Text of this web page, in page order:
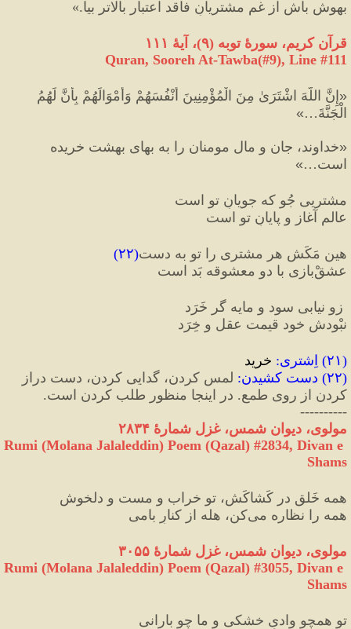
بهوش باش از غم مشتریانِ فاقد اعتبار بالاتر بیا.»
قرآن کریم، سورهٔ توبه (۹)، آیهٔ ۱۱۱
Quran, Sooreh At-Tawba(#9), Line #111
«
الْجَنَّةَ…»
«
است…»
مشتریی جُو که جویانِ تو است
عالمِ آغاز و پایانِ تو است
هین مَکَش هر مشتری را تو به دست(۲۲)
عشقْ‌بازی با دو معشوقه بَد است
زو نیابی سود و مایه گر خَرَد
نبْودش خود قیمت عقل و خِرَد
(۲۱) اِشترى: خريد
(۲۲) دست کشیدن:
کردن از روی طمع. در اینجا منظور طلب کردن است.
----------
مولوی، دیوان شمس، غزل شمارهٔ ۲۸۳۴
Rumi (Molana Jalaleddin) Poem (Qazal) #2834, Divan e
Shams
همه خَلق در کَشاکَش، تو خراب و مست و دلخوش
همه را نظاره می‌کن، هله از کنارِ بامی
مولوی، دیوان شمس، غزل شمارهٔ ۳۰۵۵
Rumi (Molana Jalaleddin) Poem (Qazal) #3055, Divan e
Shams
تو همچو وادیِ خشکی و ما چو بارانی